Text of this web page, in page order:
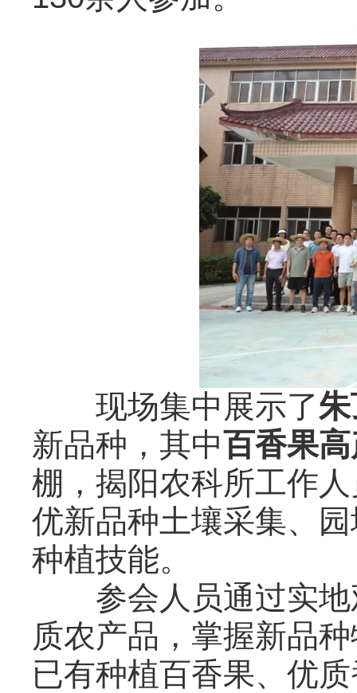
现场集中展示了
新品种，其中百香果
棚，揭阳农科所工作
优新品种土壤采集、
种植技能。
参会人员通过实
质农产品，掌握新品
已有种植百香果、优